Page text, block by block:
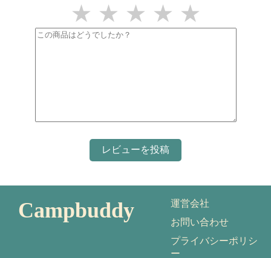
★
★
★
★
★
Campbuddy
運営会社
お問い合わせ
プライバシーポリシ
ー